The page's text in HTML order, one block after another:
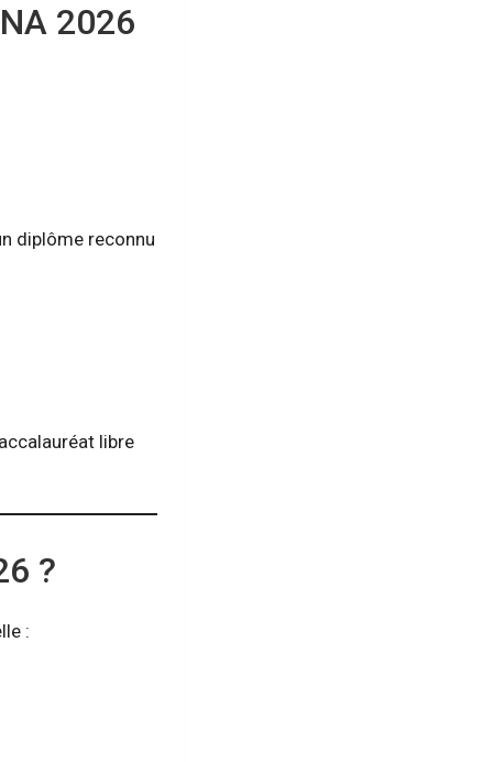
2026
diplôme reconnu
libre
?
: